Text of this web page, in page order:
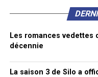
Les romances vedettes
décennie
La saison 3 de Silo a